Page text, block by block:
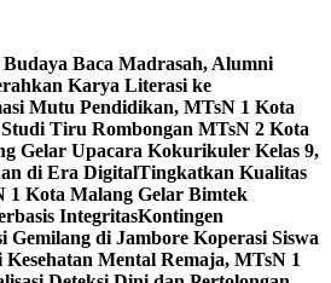
Baca Madrasah, Alumni
Karya Literasi ke
Mutu Pendidikan, MTsN 1 Kota
Tiru Rombongan MTsN 2 Kota
Gelar Upacara Kokurikuler Kelas 9,
di Era DigitalTingkatkan Kualitas
1 Kota Malang Gelar Bimtek
IntegritasKontingen
Gemilang di Jambore Koperasi Siswa
Kesehatan Mental Remaja, MTsN 1